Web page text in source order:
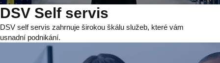
DSV Self servis
DSV self servis zahrnuje širokou škálu služeb, které vám
usnadní podnikání.